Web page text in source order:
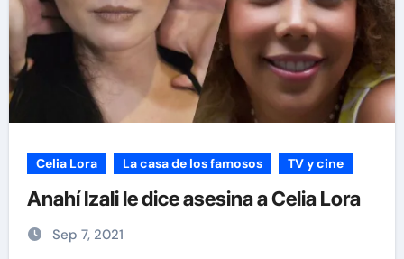
Celia Lora La casa de los famosos TV y cine
Anahí Izali le dice asesina a Celia Lora
Sep 7, 2021